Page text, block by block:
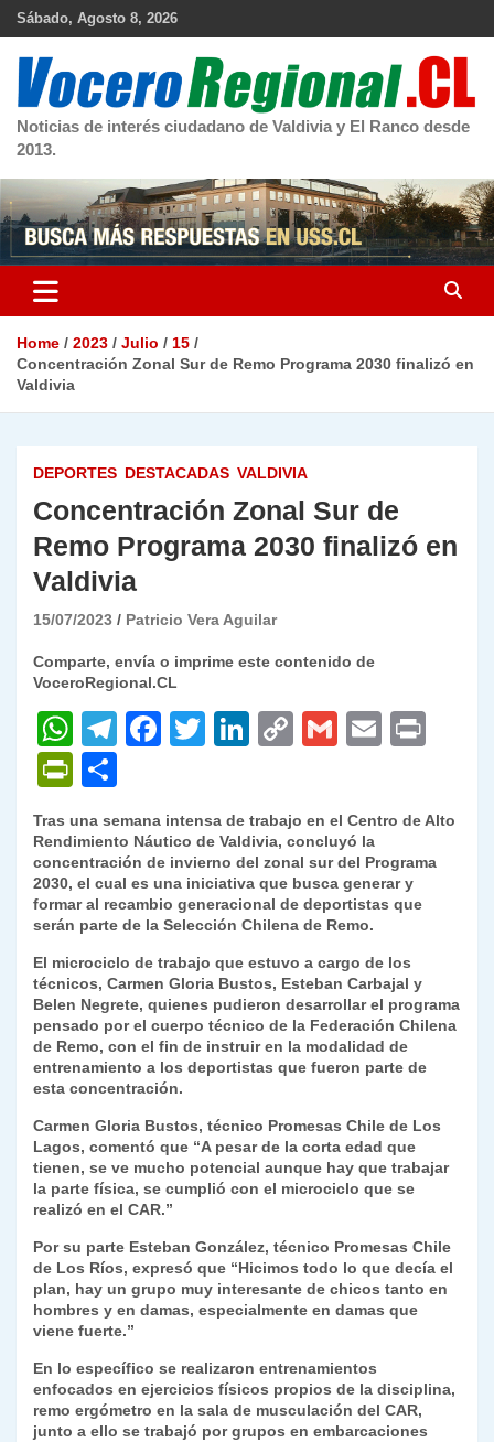
Skip
Sábado, Agosto 8, 2026
Noticias de interés ciudadano de Valdivia y El Ranco desde
2013.
Home 2023 Julio
15
Concentración Zonal Sur de Remo Programa 2030 finalizó en
Valdivia
DEPORTES DESTACADAS VALDIVIA
Concentración Zonal Sur de
Remo Programa 2030 finalizó en
Valdivia
15/07/2023 Patricio Vera Aguilar
Comparte, envía o imprime este contenido de
VoceroRegional.CL
W
h
at
s
A
p
p
T
gr
a
m
F
e
b
o
o
k
T
er
Li
e
dI
n
C
y
Li
n
k
G
l
E
l
P
nt
Fr
ie
n
dl
y
m
p
ar
tir
Tras una semana intensa de trabajo en el Centro de Alto
Rendimiento Náutico de Valdivia, concluyó la
concentración de invierno del zonal sur del Programa
2030, el cual es una iniciativa que busca generar y
formar al recambio generacional de deportistas que
serán parte de la Selección Chilena de Remo.
El microciclo de trabajo que estuvo a cargo de los
técnicos, Carmen Gloria Bustos, Esteban Carbajal y
Belen Negrete, quienes pudieron desarrollar el programa
pensado por el cuerpo técnico de la Federación Chilena
de Remo, con el fin de instruir en la modalidad de
entrenamiento a los deportistas que fueron parte de
esta concentración.
Carmen Gloria Bustos, técnico Promesas Chile de Los
Lagos, comentó que “A pesar de la corta edad que
tienen, se ve mucho potencial aunque hay que trabajar
la parte física, se cumplió con el microciclo que se
realizó en el CAR.”
Por su parte Esteban González, técnico Promesas Chile
de Los Ríos, expresó que “Hicimos todo lo que decía el
plan, hay un grupo muy interesante de chicos tanto en
hombres y en damas, especialmente en damas que
viene fuerte.”
En lo específico se realizaron entrenamientos
enfocados en ejercicios físicos propios de la disciplina,
remo ergómetro en la sala de musculación del CAR,
junto a ello se trabajó por grupos en embarcaciones